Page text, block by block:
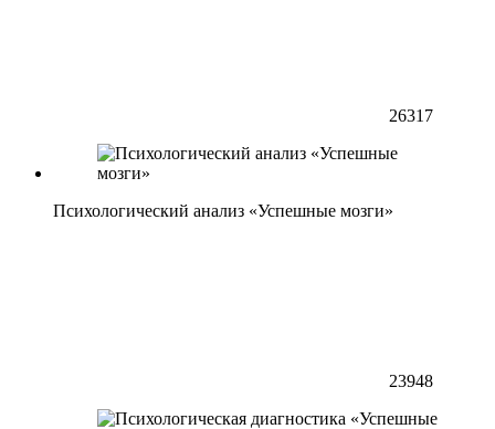
26317
Психологический анализ «Успешные мозги»
23948